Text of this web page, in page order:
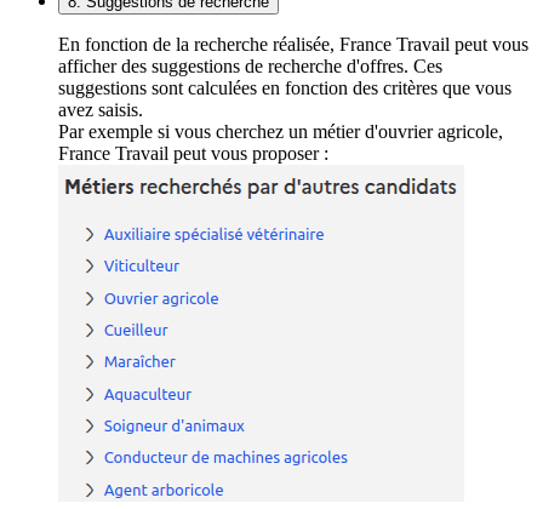
En fonction de la recherche réalisée, France Travail peut vous
afficher des suggestions de recherche d'offres. Ces
suggestions sont calculées en fonction des critères que vous
avez saisis.
Par exemple si vous cherchez un métier d'ouvrier agricole,
France Travail peut vous proposer :